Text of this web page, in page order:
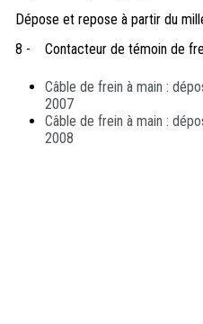
Dépose et repose à partir du
8 -
Contacteur de témoin de
Câble de frein à main :
2007
Câble de frein à main :
2008